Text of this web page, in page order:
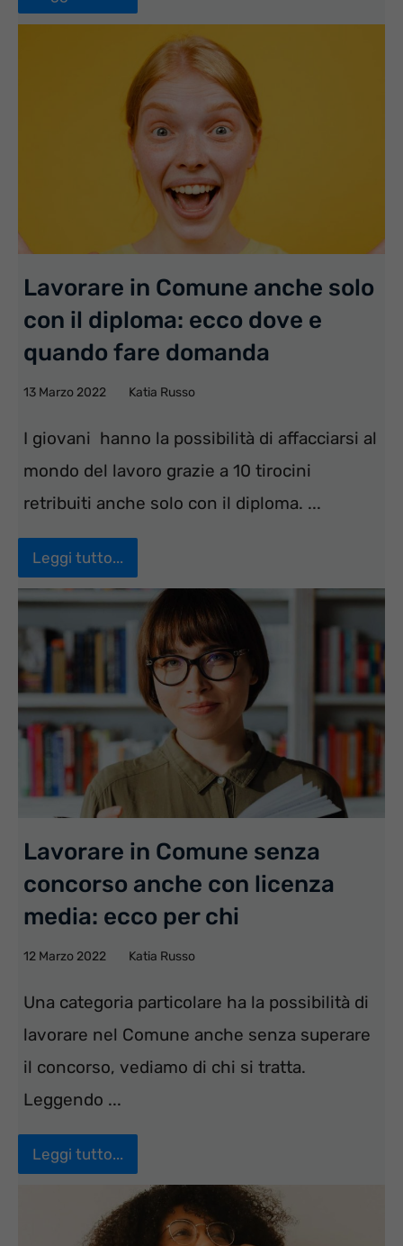
Lavorare in Comune anche solo
con il diploma: ecco dove e
quando fare domanda
13 Marzo 2022 Katia Russo
I giovani hanno la possibilità di affacciarsi al
mondo del lavoro grazie a 10 tirocini
retribuiti anche solo con il diploma. ...
Leggi tutto...
Lavorare in Comune senza
concorso anche con licenza
media: ecco per chi
12 Marzo 2022 Katia Russo
Una categoria particolare ha la possibilità di
lavorare nel Comune anche senza superare
il concorso, vediamo di chi si tratta.
Leggendo ...
Leggi tutto...